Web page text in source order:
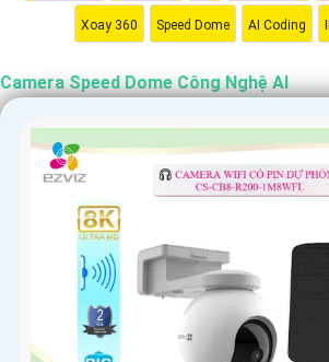
Xoay 360 Speed Dome AI Coding
Camera Speed Dome Công Nghệ AI